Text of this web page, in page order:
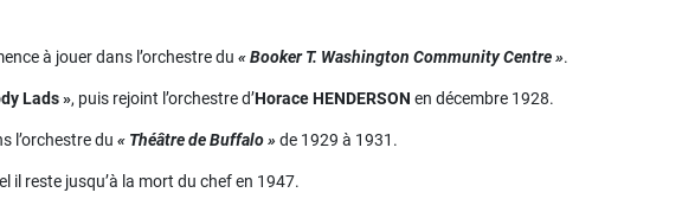
à jouer dans l’orchestre du « Booker T. Washington Community Centre ».
Lads », puis rejoint l’orchestre d’Horace HENDERSON en décembre 1928.
l’orchestre du « Théâtre de Buffalo » de 1929 à 1931.
il reste jusqu’à la mort du chef en 1947.